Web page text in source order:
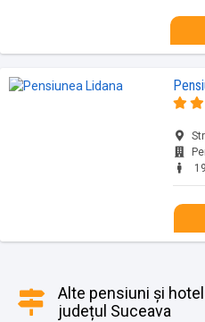
Alte pensiuni și
județul Suceava